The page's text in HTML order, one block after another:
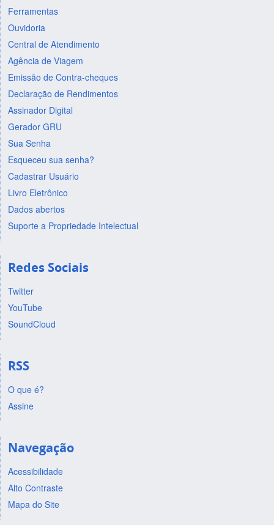
Ferramentas
Ouvidoria
Central de Atendimento
Agência de Viagem
Emissão de Contra-cheques
Declaração de Rendimentos
Assinador Digital
Gerador GRU
Sua Senha
Esqueceu sua senha?
Cadastrar Usuário
Livro Eletrônico
Dados abertos
Suporte a Propriedade Intelectual
Redes Sociais
Twitter
YouTube
SoundCloud
RSS
O que é?
Assine
Navegação
Acessibilidade
Alto Contraste
Mapa do Site